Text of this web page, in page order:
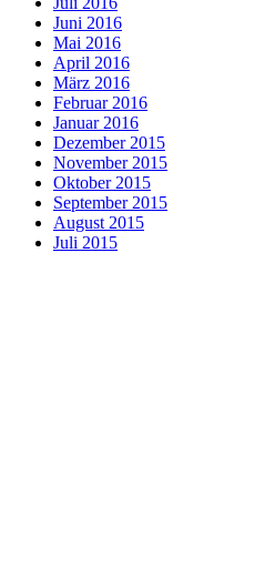
Juni 2016
Mai 2016
April 2016
März 2016
Februar 2016
Januar 2016
Dezember 2015
November 2015
Oktober 2015
September 2015
August 2015
Juli 2015